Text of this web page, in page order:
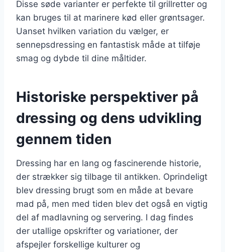
Disse søde varianter er perfekte til grillretter og
kan bruges til at marinere kød eller grøntsager.
Uanset hvilken variation du vælger, er
sennepsdressing en fantastisk måde at tilføje
smag og dybde til dine måltider.
Historiske perspektiver på
dressing og dens udvikling
gennem tiden
Dressing har en lang og fascinerende historie,
der strækker sig tilbage til antikken. Oprindeligt
blev dressing brugt som en måde at bevare
mad på, men med tiden blev det også en vigtig
del af madlavning og servering. I dag findes
der utallige opskrifter og variationer, der
afspejler forskellige kulturer og